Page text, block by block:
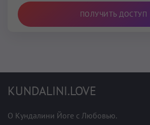
ПОЛУЧИТЬ ДОСТУП
KUNDALINI.LOVE
О Кундалини Йоге с Любовью.